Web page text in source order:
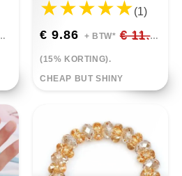
(1)
€ 9.86 + BTW* € 11.60
(15% KORTING).
CHEAP BUT SHINY